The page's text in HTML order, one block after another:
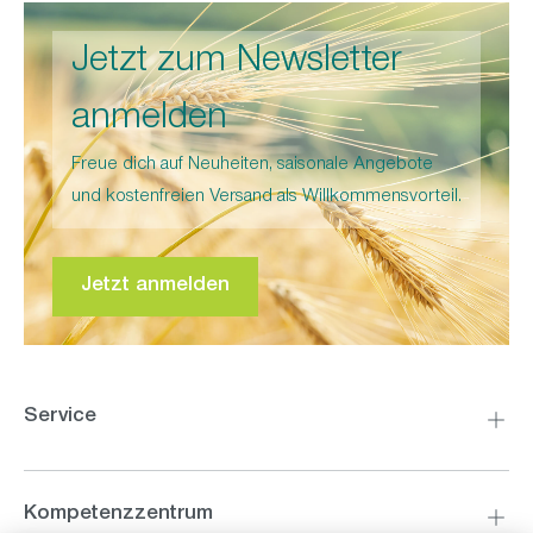
Modernste Ofentechnik mit effektivem
Wärmespeicher: Gehäuse-Isolierung,
spezielle Vollisolierung, Luftmantel und Pro
Jetzt zum Newsletter
anmelden
Freue dich auf Neuheiten, saisonale Angebote
und kostenfreien Versand als Willkommensvorteil.
Jetzt anmelden
Service
Kompetenzzentrum